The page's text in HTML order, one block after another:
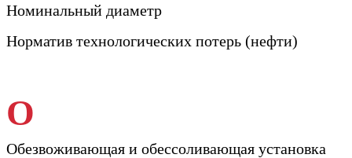
Номинальный диаметр
Норматив технологических потерь (нефти)
О
Обезвоживающая и обессоливающая установка